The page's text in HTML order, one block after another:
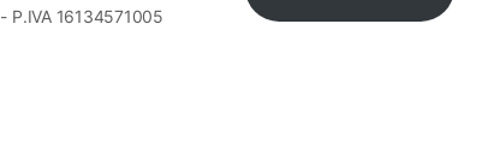
- P.IVA 16134571005